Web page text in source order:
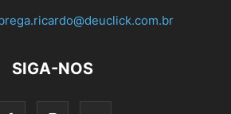
SIGA-NOS